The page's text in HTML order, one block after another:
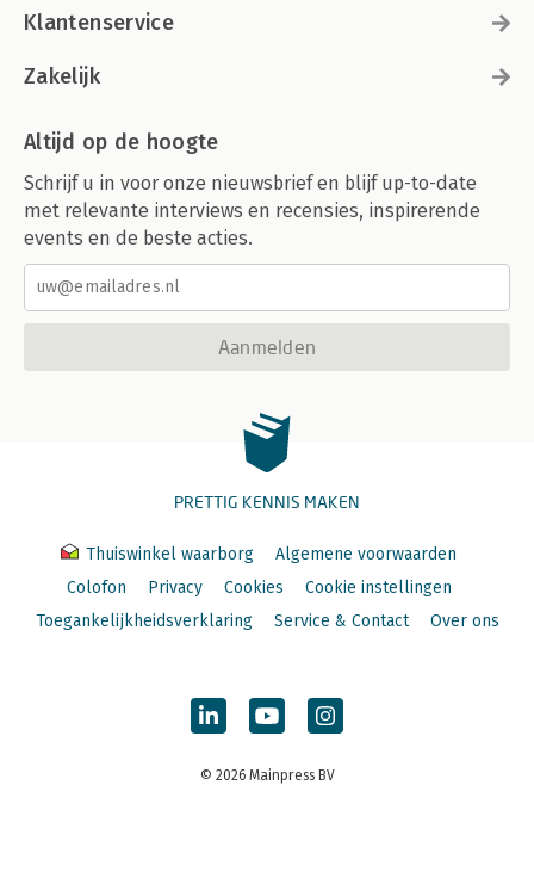
Klantenservice
Zakelijk
Altijd op de hoogte
Schrijf u in voor onze nieuwsbrief en blijf up-to-date
met relevante interviews en recensies, inspirerende
events en de beste acties.
Aanmelden
PRETTIG KENNIS MAKEN
Thuiswinkel waarborg
Algemene voorwaarden
Colofon
Privacy Cookies
Cookie instellingen
Toegankelijkheidsverklaring
Service & Contact Over ons
© 2026 Mainpress BV